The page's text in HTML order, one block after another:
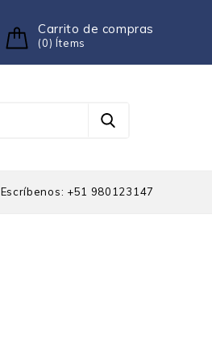
Carrito de compras
(0) Ítems
Escríbenos: +51 980123147